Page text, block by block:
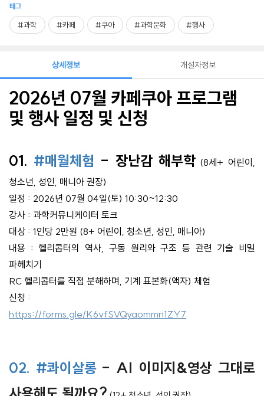
태그
#과학 #카페 #쿠아 #과학문화 #행사
상세정보
2026년 07월 카페쿠아 프로그램
및 행사 일정 및 신청
01. #매월체험 - 장난감 해부학 (8세+ 어린이,
청소년, 성인, 매니아 권장)
일정 : 2026년 07월 04일(토) 10:30~12:30
강사 : 과학커뮤니케이터 토크
대상 : 1인당 2만원 (8+ 어린이, 청소년, 성인, 매니아)
내용 : 헬리콥터의 역사, 구동 원리와 구조 등 관련 기술 비밀
파헤치기
RC 헬리콥터를 직접 분해하며, 기계 표본화(액자) 체험
신청 :
https://forms.gle/K6vfSVQyaommn1ZY7
02. #콰이살롱 - AI 이미지&영상 그대로
개설자정보